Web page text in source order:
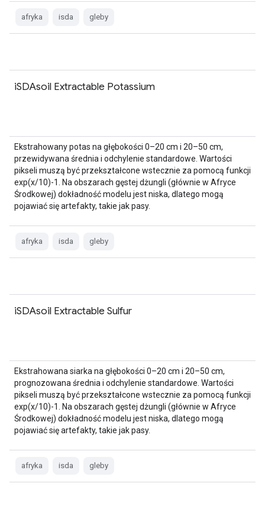
afryka isda gleby
iSDAsoil Extractable Potassium
Ekstrahowany potas na głębokości 0–20 cm i 20–50 cm,
przewidywana średnia i odchylenie standardowe. Wartości
pikseli muszą być przekształcone wstecznie za pomocą funkcji
exp(x/10)-1. Na obszarach gęstej dżungli (głównie w Afryce
Środkowej) dokładność modelu jest niska, dlatego mogą
pojawiać się artefakty, takie jak pasy.
afryka isda gleby
iSDAsoil Extractable Sulfur
Ekstrahowana siarka na głębokości 0–20 cm i 20–50 cm,
prognozowana średnia i odchylenie standardowe. Wartości
pikseli muszą być przekształcone wstecznie za pomocą funkcji
exp(x/10)-1. Na obszarach gęstej dżungli (głównie w Afryce
Środkowej) dokładność modelu jest niska, dlatego mogą
pojawiać się artefakty, takie jak pasy.
afryka isda gleby